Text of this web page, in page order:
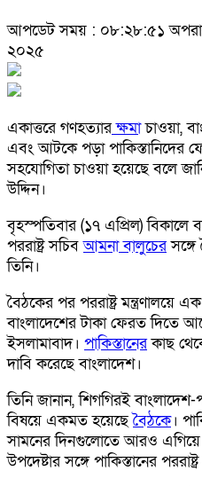
আপডেট সময় : ০৮:২৮:৫১
২০২৫
একাত্তরে গণহত্যারক্ষমাচাওয়া,
এবং আটকে পড়া পাকিস্তানিদের
সহযোগিতা চাওয়া হয়েছে বলে
উদ্দিন।
বৃহস্পতিবার (১৭ এপ্রিল) বিকালে
পররাষ্ট্র সচিবআমনা বালুচেরসঙ্গে
তিনি।
বৈঠকের পর পররাষ্ট্র মন্ত্রণালয়ে
বাংলাদেশের টাকা ফেরত দিতে
ইসলামাবাদ। পাকিস্তানেরকাছ
দাবি করেছে বাংলাদেশ।
তিনি জানান, শিগগিরই বাংলাদেশ-
বিষয়ে একমত হয়েছেবৈঠকে।
সামনের দিনগুলোতে আরও এগিয়ে
উপদেষ্টার সঙ্গে পাকিস্তানের